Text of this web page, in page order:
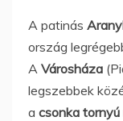
A patinás
ország
A Városháza
legszebbek
a csonka